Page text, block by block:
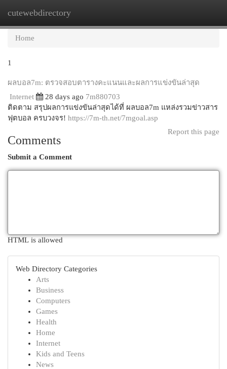
cutewebdirectory
Home
1
ผลบอล7m: ตรวจสอบตารางคะแนนและผลการแข่งขันล่าสุด
Internet
28 days ago 7m880703
ติดตาม สรุปผลการแข่งขันล่าสุดได้ที่ ผลบอล7m แหล่งรวมข่าวสาร
ฟุตบอล ครบวงจร! https://7m-th.net/7mgoal.asp
Report this page
Comments
Submit a Comment
HTML is allowed
Web Directory Categories
Arts
Business
Computers
Games
Health
Home
Internet
Kids and Teens
News